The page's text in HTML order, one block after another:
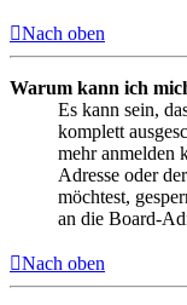
Nach oben
Warum kann ich
Es kann sein,
komplett
mehr anmelden
Adresse oder
möchtest,
an die Board-
Nach oben